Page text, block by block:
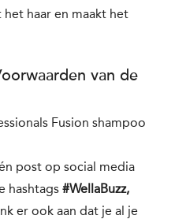
haar en maakt het
van de
Fusion shampoo
post op social media
hashtags #WellaBuzz,
er ook aan dat je al je